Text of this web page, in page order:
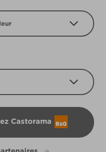
Castorama